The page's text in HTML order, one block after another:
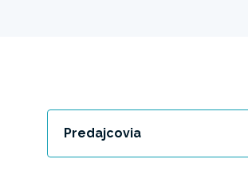
Predajcovia